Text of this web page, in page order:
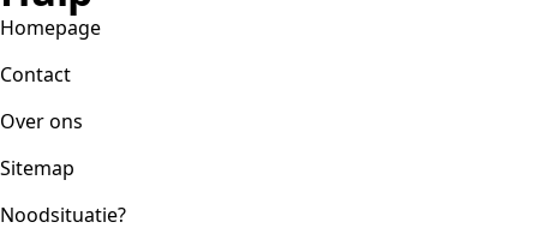
Homepage
Contact
Over ons
Sitemap
Noodsituatie?